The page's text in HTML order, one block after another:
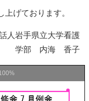
げております。
人岩手県立大学看護
学部 内海 香子